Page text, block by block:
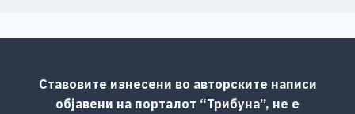
Ставовите изнесени во авторските написи
објавени на порталот “Трибуна”, не е